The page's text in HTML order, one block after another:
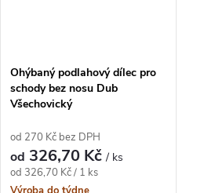
Ohýbaný podlahový dílec pro
schody bez nosu Dub
Všechovický
od 270 Kč bez DPH
od 326,70 Kč/ ks
Měrná cena:
od 326,70 Kč / 1 ks